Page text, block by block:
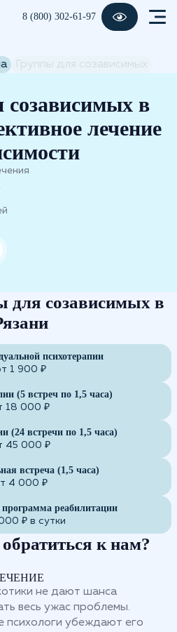
8 (800) 302-61-97
в
лечение
для созависимых в
психотерапии
1 900 ₽
(5 встреч по 1,5 часа)
18 000 ₽
(24 встречи по 1,5 часа)
45 000 ₽
встреча (1,5 часа)
4 000 ₽
реабилитации
₽ в сутки
к нам?
не дают шанса
весь ужас проблемы.
психологи убеждают его